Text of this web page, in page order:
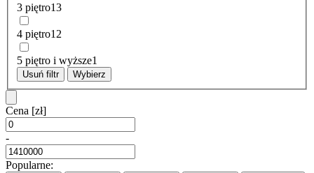
3 piętro13
4 piętro12
5 piętro i wyższe1
Usuń filtr Wybierz
Cena [zł]
-
Popularne: